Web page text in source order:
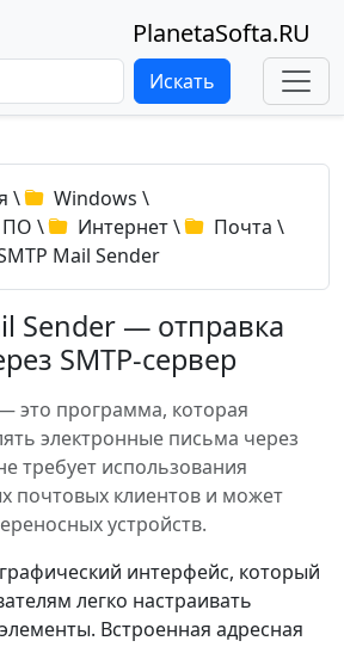
PlanetaSofta.RU
Искать
\ Windows \
ПО \ Интернет\ Почта \
Mail Sender
Sender — отправка
SMTP-сервер
это программа, которая
электронные письма через
требует использования
почтовых клиентов и может
устройств.
интерфейс, который
легко настраивать
Встроенная адресная